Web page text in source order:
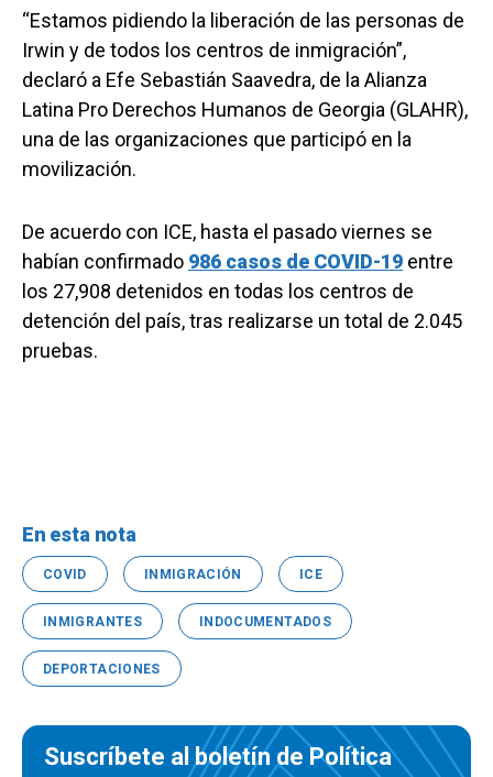
“Estamos pidiendo la liberación de las personas de
Irwin y de todos los centros de inmigración”,
declaró a Efe Sebastián Saavedra, de la Alianza
Latina Pro Derechos Humanos de Georgia (GLAHR),
una de las organizaciones que participó en la
movilización.
De acuerdo con ICE, hasta el pasado viernes se
habían confirmado 986 casos de COVID-19 entre
los 27,908 detenidos en todas los centros de
detención del país, tras realizarse un total de 2.045
pruebas.
En esta nota
COVID INMIGRACIÓN ICE
INMIGRANTES INDOCUMENTADOS
DEPORTACIONES
Suscríbete al boletín de Política